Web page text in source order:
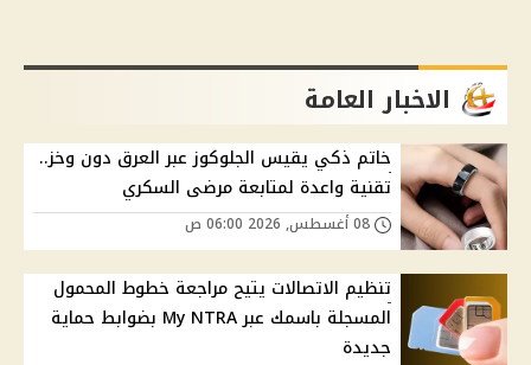
الاخبار العامة
خاتم ذكي يقيس الجلوكوز عبر العرق دون وخز..
تقنية واعدة لمتابعة مرضى السكري
تنظيم الاتصالات يتيح مراجعة خطوط المحمول
المسجلة باسمك عبر My NTRA بضوابط حماية
جديدة